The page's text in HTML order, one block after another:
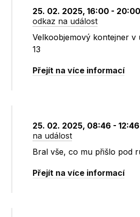
25. 02. 2025, 16:00 - 20:00
odkaz na událost
Velkoobjemový kontejner v
13
Přejít na více informací
25. 02. 2025, 08:46 - 12:46
na událost
Bral vše, co mu přišlo pod
Přejít na více informací